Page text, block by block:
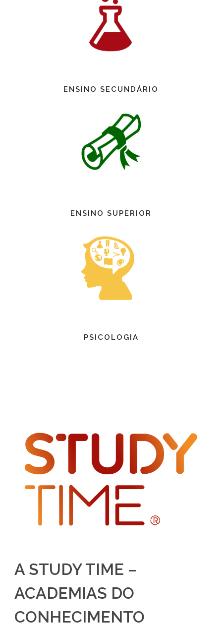
ENSINO SECUNDÁRIO
ENSINO SUPERIOR
PSICOLOGIA
A STUDY TIME –
ACADEMIAS DO
CONHECIMENTO